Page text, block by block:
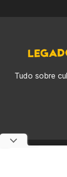
Tudo sobre